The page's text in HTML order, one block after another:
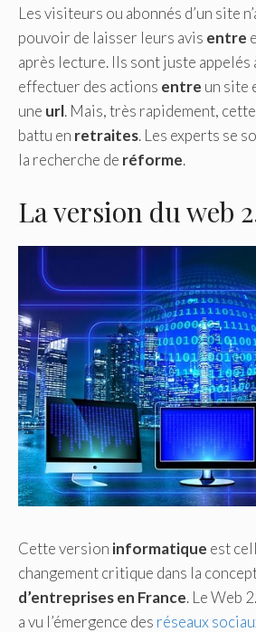
Les visiteurs ou abonnés d’un site
pouvoir de laisser leurs avis entre
après lecture. Ils sont juste appelés
effectuer des actions entre un site
une url. Mais, très rapidement,
battu en retraites. Les experts se
la recherche de réforme.
La version du web
Cette version informatique est
changement critique dans la
d’entreprises en France. Le Web
a vu l’émergence des réseaux